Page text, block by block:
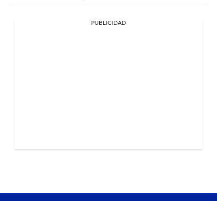
PUBLICIDAD